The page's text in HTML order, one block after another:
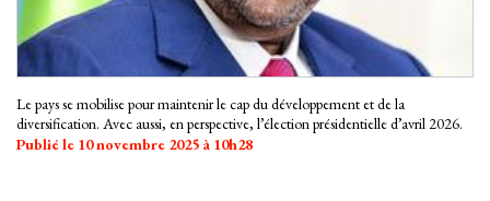
Le pays se mobilise pour maintenir le cap du développement et de la
diversification. Avec aussi, en perspective, l’élection présidentielle d’avril 2026.
Publié le 10 novembre 2025 à 10h28